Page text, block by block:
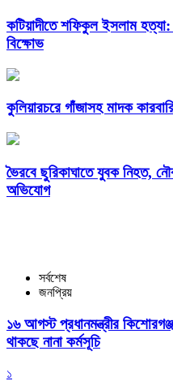
কটিয়াদীতে শফিকুল ইসলাম
বিক্ষোভ
কুলিয়ারচরে গাঁজাসহ মাদক
ভৈরবে ছুরিকাঘাতে যুবক নিহত,
অভিযোগ
সর্বশেষ
জনপ্রিয়
১৬ আগস্ট প্রধানমন্ত্রীর
থাকছে নানা কর্মসূচি
১